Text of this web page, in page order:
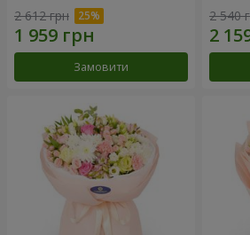
2 612 грн
Замовити
2 540